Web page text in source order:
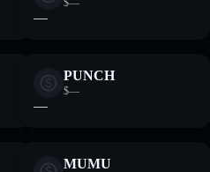
$—
—
PUNCH
$—
—
MUMU